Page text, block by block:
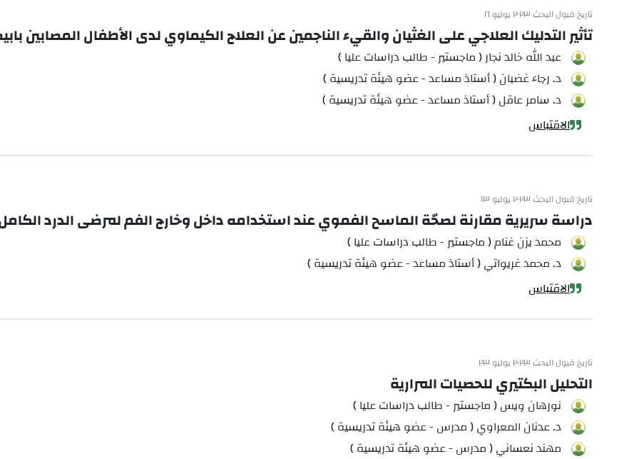
تاريخ قبول البحث ٢٠٢٣ يوليو ١٦
تأثير التدليك العلاجي على الغثيان والقيء الناجمين عن العلاج الكيماوي لدى الأطفال المصابين
عبد الله خالد نجار ( ماجستير - طالب دراسات عليا )
د. رجاء غضبان ( أستاذ مساعد - عضو هيئة تدريسية )
د. سامر عاقل ( أستاذ مساعد - عضو هيئة تدريسية )
الاقتباس
تاريخ قبول البحث ٢٠٢٣ يوليو ١٣
دراسة سريرية مقارنة لصحّة الماسح الفموي عند استخدامه داخل وخارج الفم لمرضى الدرد
محمد يزن غنام ( ماجستير - طالب دراسات عليا )
د. محمد غريواتي ( أستاذ مساعد - عضو هيئة تدريسية )
الاقتباس
تاريخ قبول البحث ٢٠٢٣ يوليو ٢٣
التحليل البكتيري للحصيات المرارية
نورهان ويس ( ماجستير - طالب دراسات عليا )
د. عدنان المعراوي ( مدرس - عضو هيئة تدريسية )
مهند نعساني ( مدرس - عضو هيئة تدريسية )